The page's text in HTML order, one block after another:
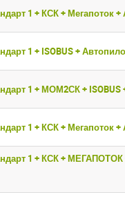
1 + КСК + Мегапоток +
1 + ISOBUS +
1 + МОМ2СК + ISOBUS
1 + КСК + Мегапоток +
1 + КСК +
пароль
пароль